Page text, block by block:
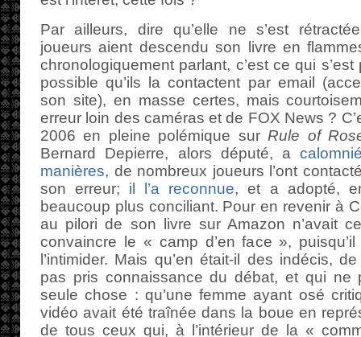
Par ailleurs, dire qu’elle ne s’est
joueurs aient descendu son livre en
chronologiquement parlant, c’est ce qui
possible qu’ils la contactent par email
son site), en masse certes, mais
erreur loin des caméras et de FOX News ?
2006 en pleine polémique sur Rule of
Bernard Depierre, alors député, a
manières, de nombreux joueurs l’ont
son erreur; il l’a reconnue, et a adopté,
beaucoup plus conciliant. Pour en revenir à
au pilori de son livre sur Amazon n’avait
convaincre le « camp d’en face »,
l’intimider. Mais qu’en était-il des indécis,
pas pris connaissance du débat, et qui ne
seule chose : qu’une femme ayant osé
vidéo avait été traînée dans la boue en
de tous ceux qui, à l’intérieur de la «